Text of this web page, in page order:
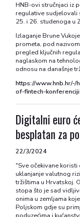
HNB-ovi stručnjaci iz
regulative sudjelovali
25. i 26. studenoga u
Izlaganje Brune
prometa, pod
pregled ključnih
naglaskom na
odnosu na današnje
https://
of-fintech-konferenciji
Digitalni euro
besplatan za
22/3/2024
"Sve očekivane
uklanjanje valutnog
tržištima u Hrvatskoj.
stopa što je sad
onima u zemljama
Poljskom gdje su